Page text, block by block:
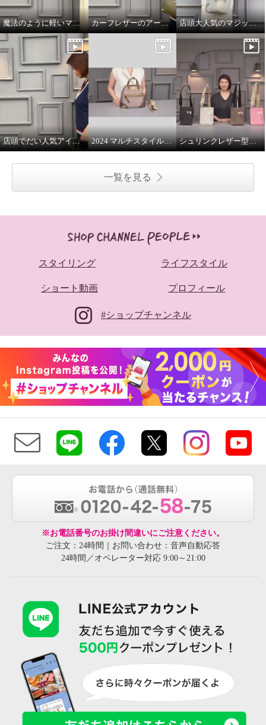
魔法のように軽いマジックライトのトート カーフレザーのアールデコモチーフのウォレット 店頭大人気のマジックライト
店頭でだい人気アイテムです 2024 マルチスタイルバッグ 解説 シュリンクレザー型押し マルチポーチ
一覧を見る
スタイリング ライフスタイル
ショート動画 プロフィール
#ショップチャンネル
※お電話番号のお掛け間違いにご注意ください。
ご注文：24時間｜お問い合わせ：音声自動応答
24時間／オペレーター対応 9:00～21:00